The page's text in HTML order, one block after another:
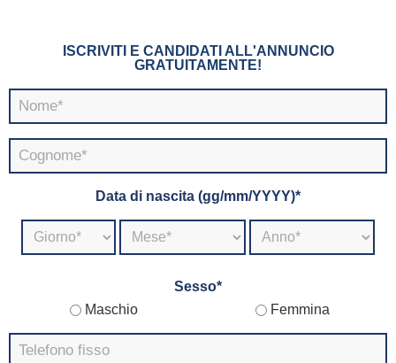
ISCRIVITI E CANDIDATI ALL'ANNUNCIO
GRATUITAMENTE!
Data di nascita (gg/mm/YYYY)*
Sesso*
Maschio
Femmina